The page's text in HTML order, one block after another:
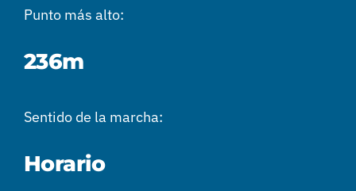
Punto más alto:
236m
Sentido de la marcha:
Horario